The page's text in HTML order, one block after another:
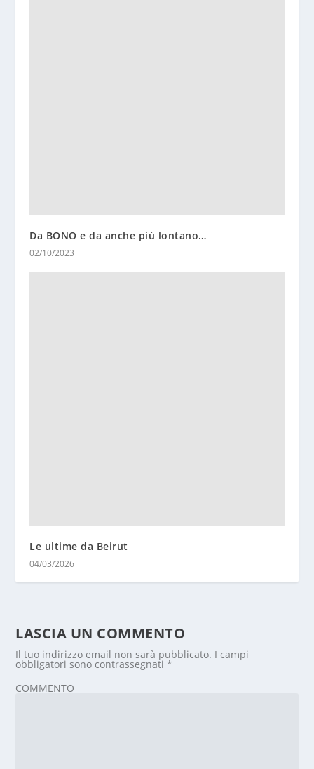
Da BONO e da anche più lontano…
02/10/2023
Le ultime da Beirut
04/03/2026
LASCIA UN COMMENTO
Il tuo indirizzo email non sarà pubblicato. I campi
obbligatori sono contrassegnati*
COMMENTO